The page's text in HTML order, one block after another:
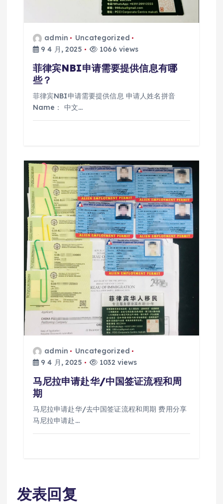
admin
Uncategorized
9 4 月, 2025
1066 views
菲律宾NBI申请需要提供信息有哪
些？
菲律宾NBI申请需要提供信息 申请人姓名拼音
Name： 中文…
admin
Uncategorized
9 4 月, 2025
1032 views
马尼拉申请赴华/中国签证流程和周
期
马尼拉申请赴华/去中国签证流程和周期 费用分享
马尼拉申请赴…
发表回复